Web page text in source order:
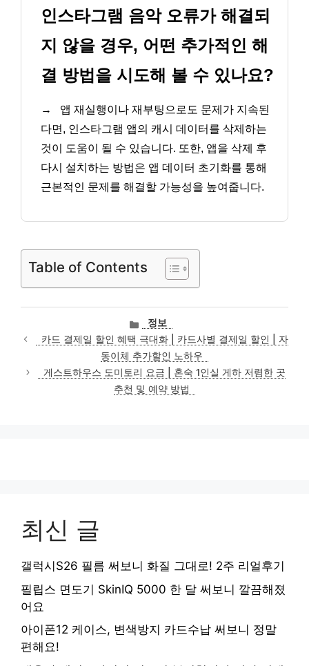
인스타그램 음악 오류가 해결되
지 않을 경우, 어떤 추가적인 해
결 방법을 시도해 볼 수 있나요?
→
앱 재실행이나 재부팅으로도 문제가 지속된
다면, 인스타그램 앱의 캐시 데이터를 삭제하는
것이 도움이 될 수 있습니다. 또한, 앱을 삭제 후
다시 설치하는 방법은 앱 데이터 초기화를 통해
근본적인 문제를 해결할 가능성을 높여줍니다.
Table of Contents
카
테
고
리
정보
카드 결제일 할인 혜택 극대화 | 카드사별 결제일 할인 | 자
동이체 추가할인 노하우
게스트하우스 도미토리 요금 | 혼숙 1인실 게하 저렴한 곳
추천 및 예약 방법
최신 글
갤럭시S26 필름 써보니 화질 그대로! 2주 리얼후기
필립스 면도기 SkinIQ 5000 한 달 써보니 깔끔해졌
어요
아이폰12 케이스, 변색방지 카드수납 써보니 정말
편해요!